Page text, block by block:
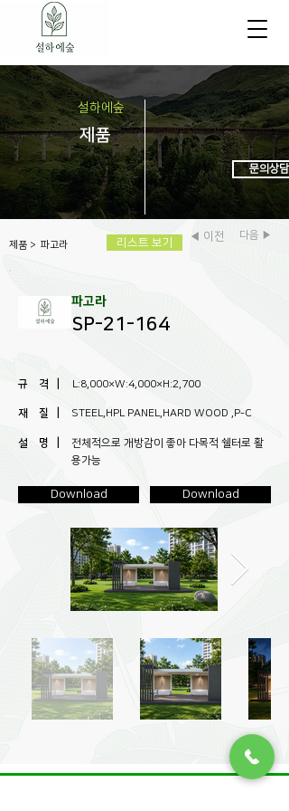
설하에숲
제품
문의상
제품 > 파고라 리스트 보기 ◀ 이전 다음 ▶
파고라
SP-21-164
규 격 | L:8,000×W:4,000×H:2,700
재 질 | STEEL,HPL PANEL,HARD WOOD ,P-C
설 명 |
전체적으로 개방감이 좋아 다목적 쉘터로 활
용가능
Download Download